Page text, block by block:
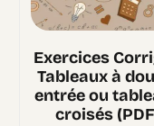
Exercices
Tableaux à
entrée ou
croisés